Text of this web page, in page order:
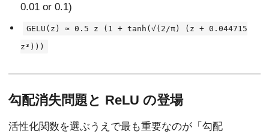
0.01 or 0.1)
GELU(z) ≈ 0.5 z (1 + tanh(√(2/π) (z + 0.044715
z³)))
勾配消失問題と ReLU の登場
活性化関数を選ぶうえで最も重要なのが「勾配